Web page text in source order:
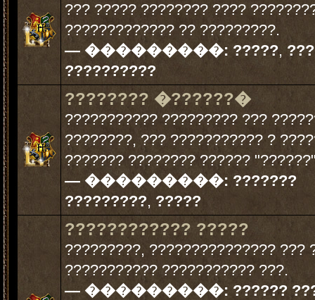
??? ????? ???????? ????
????????????? ?? ?????????.
— ���������: ?????,
??????????
???????? �??????�
??????????? ????????? ???
????????, ??? ??????????? ?
??????? ???????? ??????
— ���������: ???????
?????????, ?????
???????????? ?????
?????????, ??????????????? ???
??????????? ??????????? ???.
— ���������: ??????